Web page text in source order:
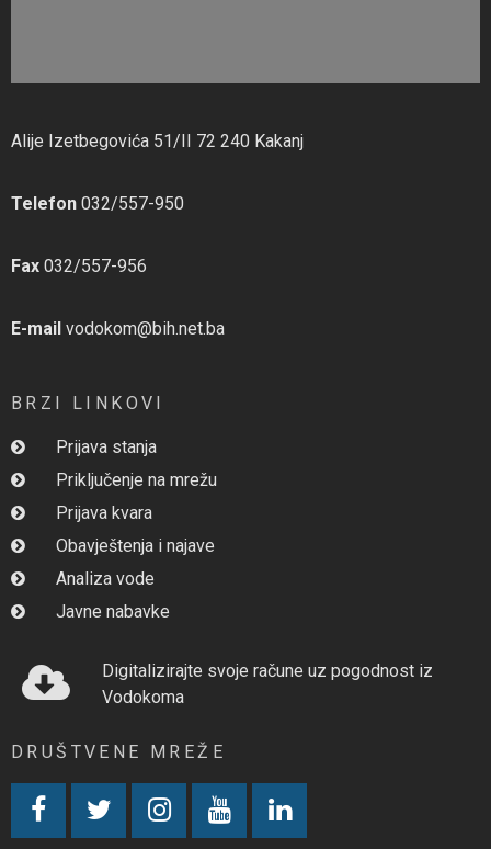
Alije Izetbegovića 51/II 72 240 Kakanj
Telefon 032/557-950
Fax 032/557-956
E-mail vodokom@bih.net.ba
BRZI LINKOVI
Prijava stanja
Priključenje na mrežu
Prijava kvara
Obavještenja i najave
Analiza vode
Javne nabavke
Digitalizirajte svoje račune uz pogodnost iz
Vodokoma
DRUŠTVENE MREŽE